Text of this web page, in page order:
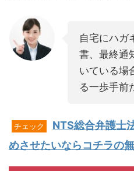
自宅にハガ
書、最終通
いている場
る一歩手前
チェック
NTS総合弁護士
めさせたいならコチラの